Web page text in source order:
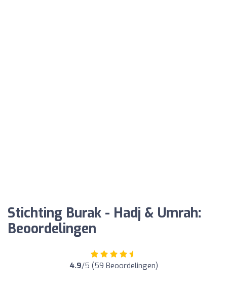
Stichting Burak - Hadj & Umrah:
Beoordelingen
4.9/5 (59 Beoordelingen)